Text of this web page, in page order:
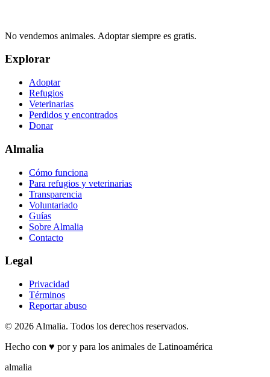
No vendemos animales. Adoptar siempre es gratis.
Explorar
Adoptar
Refugios
Veterinarias
Perdidos y encontrados
Donar
Almalia
Cómo funciona
Para refugios y veterinarias
Transparencia
Voluntariado
Guías
Sobre Almalia
Contacto
Legal
Privacidad
Términos
Reportar abuso
© 2026 Almalia. Todos los derechos reservados.
Hecho con ♥ por y para los animales de Latinoamérica
almalia